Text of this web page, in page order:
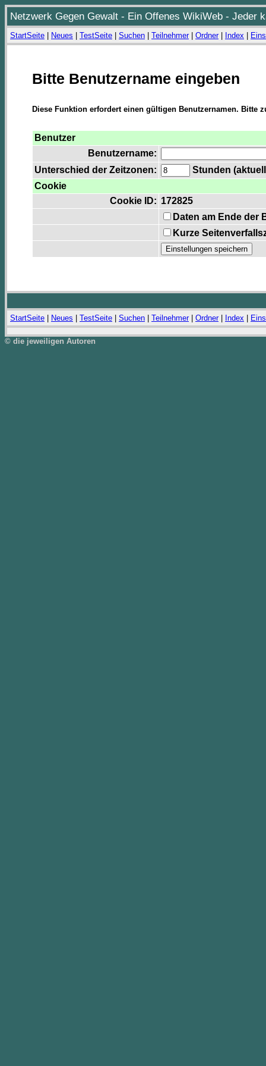
Netzwerk Gegen Gewalt - Ein Offenes WikiWeb - Jeder
StartSeite Neues TestSeite Suchen Teilnehmer| Ordner| Index
Bitte Benutzername eingeben
Diese Funktion erfordert einen gültigen Benutzernamen. Bitte
Benutzer
Benutzername:
Unterschied der Zeitzonen:
Stunden
Cookie
Cookie ID: 172825
Daten am Ende der
Kurze
StartSeite Neues TestSeite Suchen Teilnehmer| Ordner| Index
© die jeweiligen Autoren